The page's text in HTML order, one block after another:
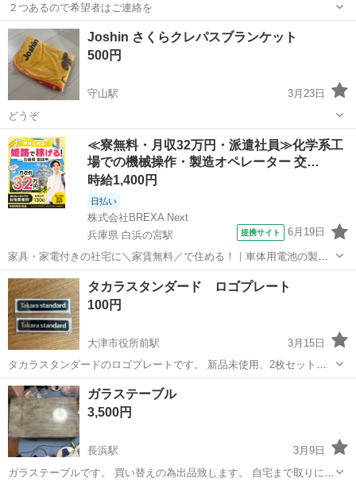
２つあるので希望者はご連絡を
滋賀 守山市 ノベルティグッズ
Joshin さくらクレパスブランケット
500円
守山駅
3月23日
どうぞ
滋賀 守山市 守山駅 ノベルティグッズ ブランケット
≪寮無料・月収32万円・派遣社員≫化学系工
場での機械操作・製造オペレーター 交…
時給1,400円
日払い
株式会社BREXA Next
兵庫県 白浜の宮駅
提携サイト 6月19日
家具・家電付きの社宅に＼家賃無料／で住める！｜車体用電池の製造
｜未経験から月収例32万円♪｜さらに【年間休日130日】！ 人気の工場
のお仕事 ◇車体用電池の製造◇ 機械の操作、部品のセッティング、検
査、清掃業務など。 ...
兵庫 姫路市 白浜の宮駅 その他
タカラスタンダード ロゴプレート
100円
大津市役所前駅
3月15日
タカラスタンダードのロゴプレートです。 新品未使用、2枚セットに
なります。 設置業者向けのプレートで、 キッチン・洗面・トイレなど
のホーロークリーンパネルに貼り付けるタイプです。 未使用のまま保
管していました。 使わない...
滋賀 大津市 大津市役所前駅
タカラスタンダード
ガラステーブル
3,500円
長浜駅
3月9日
ガラステーブルです。 買い替えの為出品致します。 自宅まで取りに来